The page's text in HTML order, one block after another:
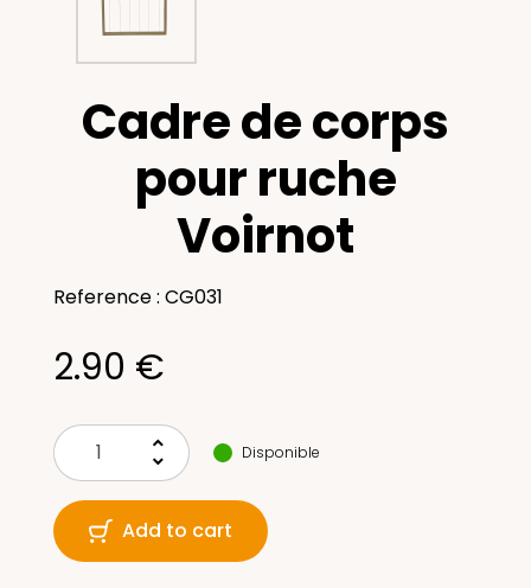
Cadre de corps
pour ruche
Voirnot
Reference : CG031
2.90 €
keyboard_arrow_up
keyboard_arrow_down
Disponible
Add to cart